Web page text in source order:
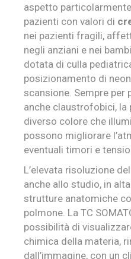
aspetto
pazienti con valori di
nei pazienti fragili,
negli anziani e nei
dotata di culla
posizionamento di
scansione. Sempre per
anche claustrofobici, la
diverso colore che
possono migliorare
eventuali timori e
L’elevata risoluzione
anche allo studio, in
strutture anatomiche
polmone. La TC
possibilità di
chimica della materia,
dall’immagine, con un